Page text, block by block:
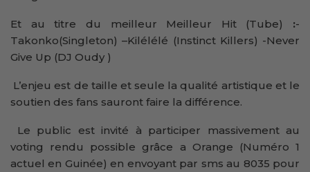
Et au titre du meilleur Meilleur Hit (Tube) :-
Takonko(Singleton) –Kilélélé (Instinct Killers) -Never
Give Up (DJ Oudy )
L’enjeu est de taille et seule la qualité artistique et le
soutien des fans sauront faire la différence.
Le public est invité à participer massivement au
voting rendu possible grâce a Orange (Numéro 1
actuel en Guinée) en envoyant par sms au 8035 pour